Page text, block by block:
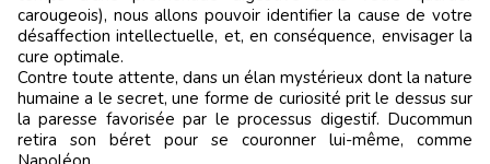
carougeois), nous allons pouvoir identifier la cause de votre
désaffection intellectuelle, et, en conséquence, envisager la
cure optimale.
Contre toute attente, dans un élan mystérieux dont la nature
humaine a le secret, une forme de curiosité prit le dessus sur
la paresse favorisée par le processus digestif. Ducommun
retira son béret pour se couronner lui-même, comme